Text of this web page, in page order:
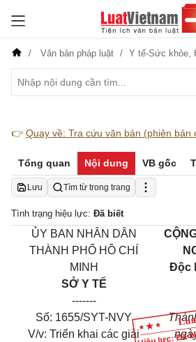
Văn bản pháp luật Y tế-Sức khỏe,
👉 Quay về: Tra cứu văn bản (phiên bản
Tổng quan Nội dung VB gốc
Lưu Tìm từ trong trang
Tình trạng hiệu lực: Đã biết
ỦY BAN NHÂN DÂN
THÀNH PHỐ HỒ CHÍ
MINH
SỞ Y TẾ
-------
Độc
Số: 1655/SYT-NVY
V/v: Triển khai các giải